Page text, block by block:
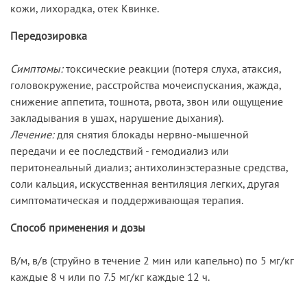
кожи, лихорадка, отек Квинке.
Передозировка
Симптомы:токсические реакции (потеря слуха, атаксия,
головокружение, расстройства мочеиспускания, жажда,
снижение аппетита, тошнота, рвота, звон или ощущение
закладывания в ушах, нарушение дыхания).
Лечение:для снятия блокады нервно-мышечной
передачи и ее последствий - гемодиализ или
перитонеальный диализ; антихолинэстеразные средства,
соли кальция, искусственная вентиляция легких, другая
симптоматическая и поддерживающая терапия.
Способ применения и дозы
В/м, в/в (струйно в течение 2 мин или капельно) по 5 мг/кг
каждые 8 ч или по 7.5 мг/кг каждые 12 ч.